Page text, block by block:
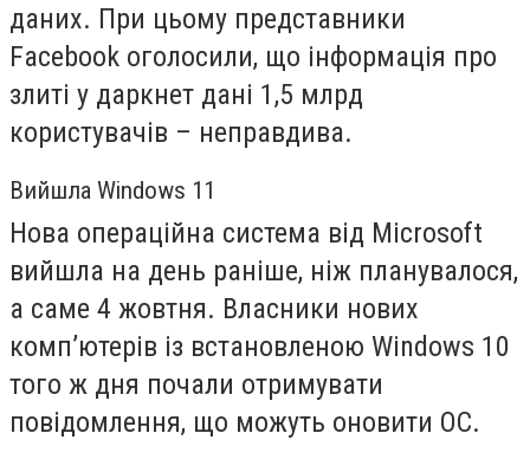
даних. При цьому представники
Facebook оголосили, що інформація про
злиті у даркнет дані 1,5 млрд
користувачів – неправдива.
Вийшла Windows 11
Нова операційна система від Microsoft
вийшла на день раніше, ніж планувалося,
а саме 4 жовтня. Власники нових
комп’ютерів із встановленою Windows 10
того ж дня почали отримувати
повідомлення, що можуть оновити ОС.